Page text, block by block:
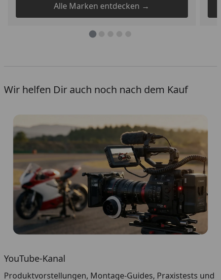
Alle Marken entdecken →
Wir helfen Dir auch noch nach dem Kauf
YouTube-Kanal
Produktvorstellungen, Montage-Guides, Praxistests und